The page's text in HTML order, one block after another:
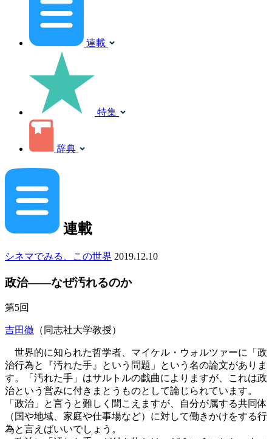
連載
特集
辞典
連載
シネマでみる、この世界 2019.12.10
政治――なぜ汚れるのか
第5回
吉田徹 （同志社大学教授）
世界的に知られた哲学者、マイケル・ウォルツァーに「政
治行為と『汚れた手』という問題」という名の論文がありま
す。「汚れた手」はサルトルの戯曲によりますが、これは政
治という営みに付きまとうものとして論じられています。
「政治」と言うと難しく聞こえますが、自分が属する共同体
（国や地域、家庭や仕事場など）に対して働きかけをする行
為と言えばいいでしょう。